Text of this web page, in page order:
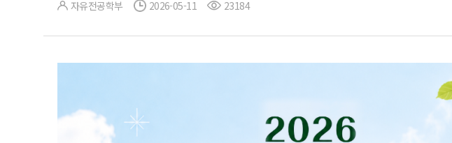
자유전공학부 2026-05-11 23184